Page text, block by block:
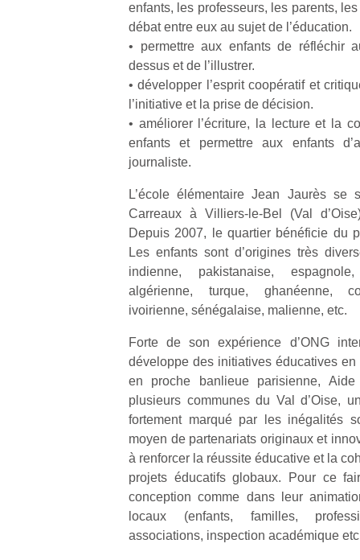
enfants, les professeurs, les parents,
débat entre eux au sujet de l’éducation.
• permettre aux enfants de réfléchir
dessus et de l’illustrer.
• développer l’esprit coopératif et
l’initiative et la prise de décision.
• améliorer l’écriture, la lecture et la
enfants et permettre aux enfants
journaliste.
L’école élémentaire Jean Jaurès
Carreaux à Villiers-le-Bel (Val
Depuis 2007, le quartier bénéficie du
Les enfants sont d’origines très
indienne, pakistanaise,
algérienne, turque, ghanéenne,
ivoirienne, sénégalaise, malienne, etc.
Forte de son expérience d’ONG
développe des initiatives éducatives
en proche banlieue parisienne,
plusieurs communes du Val d’Oise,
fortement marqué par les inégalités
moyen de partenariats originaux et
à renforcer la réussite éducative et la
projets éducatifs globaux. Pour ce
conception comme dans leur
locaux (enfants, familles,
associations, inspection académique